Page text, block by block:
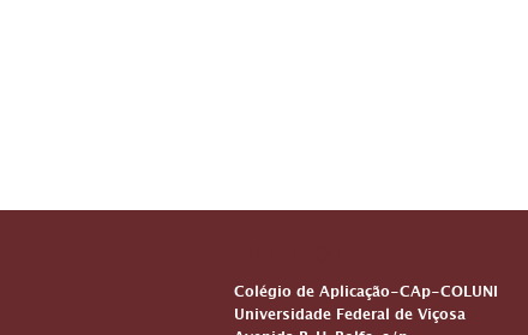
Colégio de Aplicação-CAp-COLUNI
Universidade Federal de Viçosa